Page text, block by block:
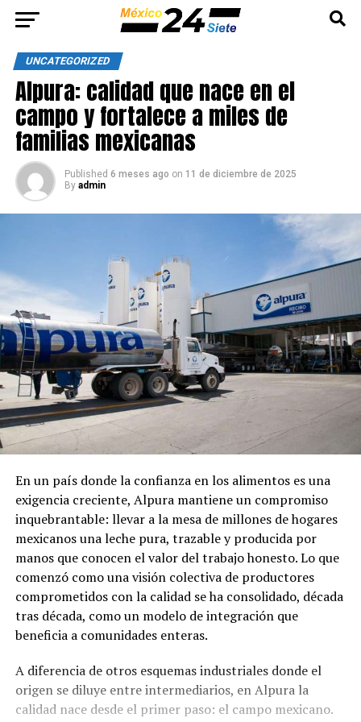
UNCATEGORIZED
Alpura: calidad que nace en el
campo y fortalece a miles de
familias mexicanas
Published 6 meses ago on 11 de diciembre de 2025
By admin
En un país donde la confianza en los alimentos es una
exigencia creciente, Alpura mantiene un compromiso
inquebrantable: llevar a la mesa de millones de hogares
mexicanos una leche pura, trazable y producida por
manos que conocen el valor del trabajo honesto. Lo que
comenzó como una visión colectiva de productores
comprometidos con la calidad se ha consolidado, década
tras década, como un modelo de integración que
beneficia a comunidades enteras.
A diferencia de otros esquemas industriales donde el
origen se diluye entre intermediarios, en Alpura la
calidad nace desde el primer paso: el campo mexicano.